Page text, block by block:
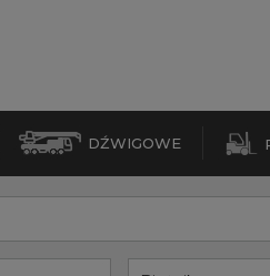
DŹWIGOWE